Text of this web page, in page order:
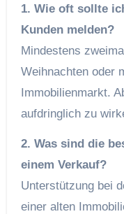
1. Wie oft sollte
Kunden melden?
Mindestens
Weihnachten oder
Immobilienmarkt.
aufdringlich zu
2. Was sind die
einem Verkauf?
Unterstützung bei
einer alten